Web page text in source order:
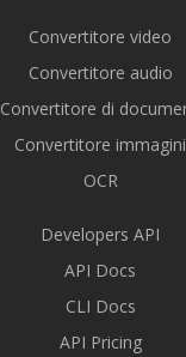
Convertitore video
Convertitore audio
Convertitore di
Convertitore immagini
OCR
Developers API
API Docs
CLI Docs
API Pricing